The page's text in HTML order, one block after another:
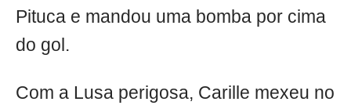
Pituca e mandou uma bomba por cima
do gol.
Com a Lusa perigosa, Carille mexeu no